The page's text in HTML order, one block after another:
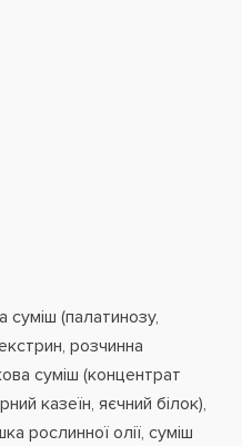
суміш (палатинозу,
розчинна
суміш (концентрат
казеїн, яєчний білок),
рослинної олії, суміш